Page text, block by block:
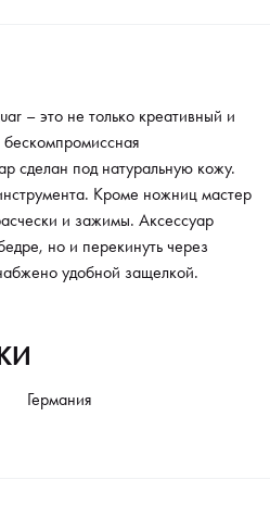
– это не только креативный и
сделан под натуральную кожу.
Кроме ножниц мастер
и зажимы. Аксессуар
но и перекинуть через
удобной защелкой.
Германия